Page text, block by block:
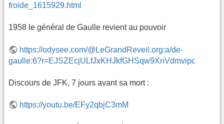
froide_1615929.html
1958 le général de Gaulle revient au pouvoir
https://odysee.com/@LeGrandReveil.org:a/de-
gaulle:6?r=EJSZEcjULfJxKHJkfGHSqw9XnVdmvipc
Discours de JFK, 7 jours avant sa mort :
https://youtu.be/EFy2qbjC3mM